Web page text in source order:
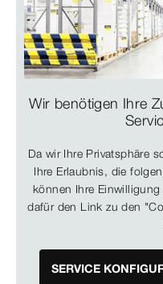
Wir benötigen Ihre
Da wir Ihre Privatsphäre
Ihre Erlaubnis, die
können Ihre
dafür den Link zu den
SERVICE